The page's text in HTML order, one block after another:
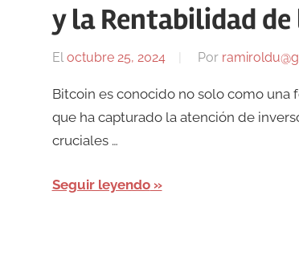
y la Rentabilidad de
Eloctubre 25, 2024 Por
Bitcoin es conocido no solo como
que ha capturado la atención de
cruciales …
Seguir leyendo